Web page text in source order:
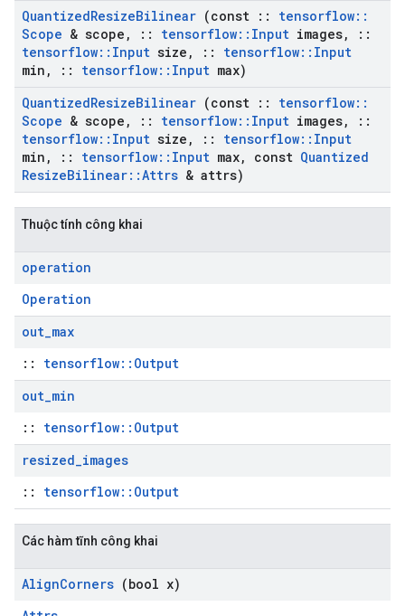
QuantizedResizeBilinear (const :: tensorflow::
Scope & scope , :: tensorflow:: Input images,
::
tensorflow:: Input size , :: tensorflow:: Input
min , :: tensorflow:: Input max)
QuantizedResizeBilinear (const :: tensorflow::
Scope & scope , :: tensorflow:: Input images,
::
tensorflow:: Input size , :: tensorflow:: Input
min , :: tensorflow:: Input max, const Quantized
ResizeBilinear::Attrs & attrs)
Thuộc tính công khai
operation
Operation
out_max
:: tensorflow::Output
out_min
:: tensorflow::Output
resized_images
:: tensorflow::Output
Các hàm tĩnh công khai
AlignCorners (bool x)